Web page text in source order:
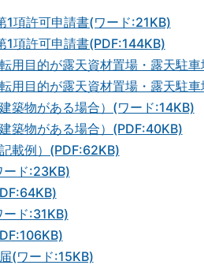
1項許可申請書(ワード:21KB)
1項許可申請書(PDF:144KB)
用目的が露天資材置場・露天駐
用目的が露天資材置場・露天駐
築物がある場合）(ワード:14KB)
築物がある場合）(PDF:40KB)
載例）(PDF:62KB)
ード:23KB)
ド:31KB)
(ワード:15KB)